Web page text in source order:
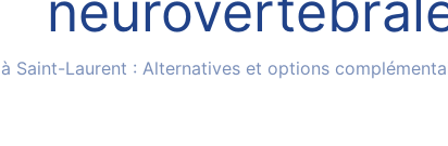
Saint-Laurent : Alternatives et options